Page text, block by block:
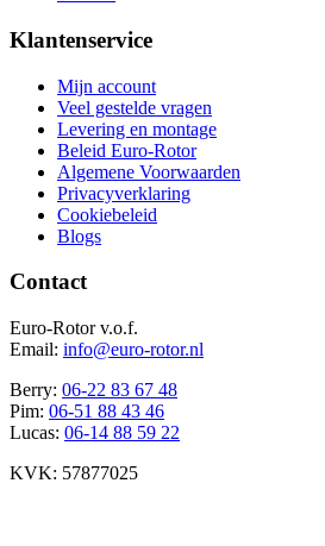
Klantenservice
Mijn account
Veel gestelde vragen
Levering en montage
Beleid Euro-Rotor
Algemene Voorwaarden
Privacyverklaring
Cookiebeleid
Blogs
Contact
Euro-Rotor v.o.f.
Email: info@euro-rotor.nl
Berry: 06-22 83 67 48
Pim: 06-51 88 43 46
Lucas: 06-14 88 59 22
KVK: 57877025